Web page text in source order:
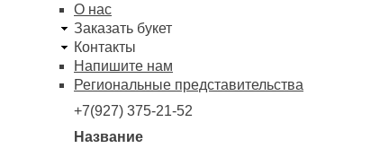
О нас
Заказать букет
Контакты
Напишите нам
Региональные представительства
+7(927) 375-21-52
Название